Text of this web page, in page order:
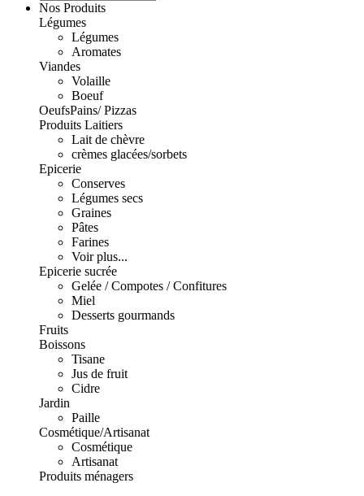
Nos Produits
Légumes
Légumes
Aromates
Viandes
Volaille
Boeuf
OeufsPains/ Pizzas
Produits Laitiers
Lait de chèvre
crèmes glacées/sorbets
Epicerie
Conserves
Légumes secs
Graines
Pâtes
Farines
Voir plus...
Epicerie sucrée
Gelée / Compotes / Confitures
Miel
Desserts gourmands
Fruits
Boissons
Tisane
Jus de fruit
Cidre
Jardin
Paille
Cosmétique/Artisanat
Cosmétique
Artisanat
Produits ménagers